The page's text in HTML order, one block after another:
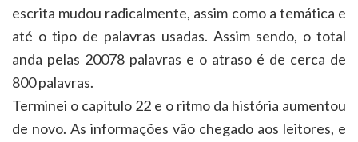
escrita mudou radicalmente, assim como a temática e
até o tipo de palavras usadas. Assim sendo, o total
anda pelas 20078 palavras e o atraso é de cerca de
800 palavras.
Terminei o capitulo 22 e o ritmo da história aumentou
de novo. As informações vão chegado aos leitores, e